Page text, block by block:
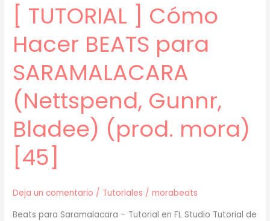
etc.)
(prod.
mora)
[46]
[ TUTORIAL ] Cómo
Hacer BEATS para
SARAMALACARA
(Nettspend, Gunnr,
Bladee) (prod. mora)
[45]
Deja un comentario / Tutoriales /morabeats
Beats para Saramalacara – Tutorial en FL Studio Tutorial de